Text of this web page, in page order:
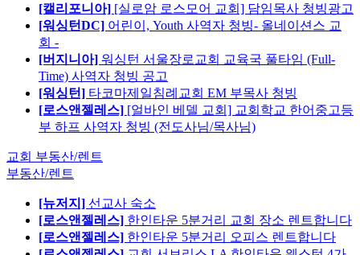
[캘리포니아] [실로암 로스모어 교회] 담임목사 청빙광고
[워싱턴DC] 어린이, Youth 사역자 청빙- 올네이션스 교
회 -
[버지니아] 워싱턴 서울장로교회 교육국 풀타임 (Full-
Time) 사역자 청빙 공고
[워싱턴] 타코마제일침례교회 EM 부목사 청빙
[로스앤젤레스] [얼바인 베델 교회] 교회학교 한어중고등
부 하프 사역자 청빙 (전도사님/목사님)
교회 부동산/렌트
부동산/렌트
[뉴저지] 선교사 숙소
[로스앤젤레스] 한인타운 5분거리 교회 장소 렌트합니다
[로스앤젤레스] 한인타운 5분거리 오피스 렌트합니다